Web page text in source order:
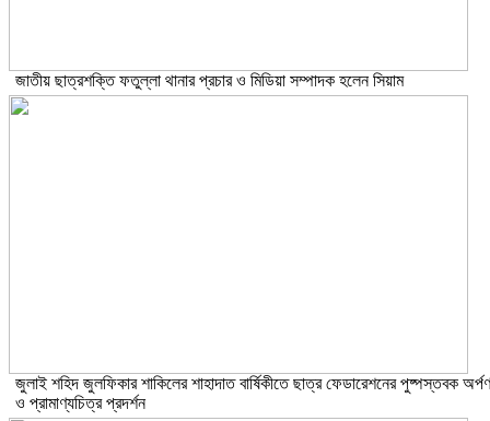
জাতীয় ছাত্রশক্তি ফতুল্লা থানার প্রচার ও মিডিয়া সম্পাদক হলেন সিয়াম
​জুলাই শহিদ জুলফিকার শাকিলের শাহাদাত বার্ষিকীতে ছাত্র ফেডারেশনের পুষ্পস্তবক অর্পণ
ও প্রামাণ্যচিত্র প্রদর্শন